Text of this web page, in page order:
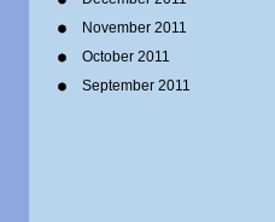
November 2011
October 2011
September 2011